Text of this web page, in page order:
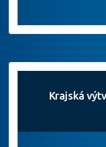
Krajská